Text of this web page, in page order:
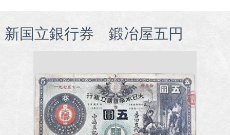
新国立銀行券 鍛冶屋五円